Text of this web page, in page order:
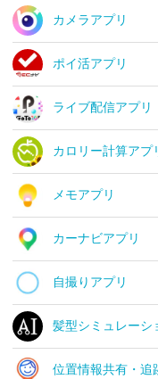
カメラアプリ
ポイ活アプリ
ライブ配信アプリ
カロリー計算アプ
メモアプリ
カーナビアプリ
自撮りアプリ
髪型シミュレーシ
位置情報共有・追